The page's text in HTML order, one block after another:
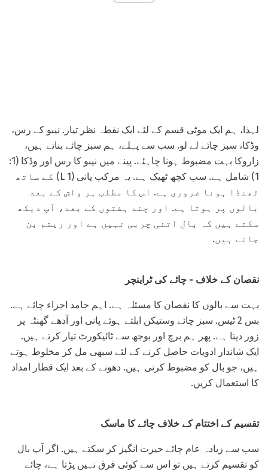
لہذا، ہم ایک موٹی قسم کے لئے ایک نقطہ نظر تیار. نیبو کے رس،
وڈکا، سبز چائے لے لو. سب سے پہلے، ہم سبز چائے بناتے ہیں،
زاروکا بہت مضبوط ہونا چاہئے. پینے میں نیبو کا رس اور وڈکا (1:
1) شامل ہے. سب کچھ ٹھیک ہے. یہ مرکب پانی (1 L) کے ساتھ
ٹھنڈا ہونا ضروری ہے. اس کا مطلب ہر واش کے بعد
بالوں پر ہوتا ہے. اور چند ہفتوں کے بعد، آپ دیکھ
سکتے ہیں کہ بال اتنی چربی نہیں ہے اور ریشم بن
جاتے ہیں.
نقصان کے خلاف - چائے کی ٹراینچر
بہت سے بالوں کا نقصان کا مسئلہ ہے. اہم جامد اجزاء چائے ہے.
بس 2 ٹیس. سبز چائے وستیکن ابلتے ہوئے پانی اور آدھے گھنٹہ پر
زور دیتا ہے. پھر ہم برچ اور بوجھ سے ٹائیکورٹ تیار کرتے ہیں.
ایک شاندار ادویات حاصل کرنے کے لئے سبھی مل کر مخلوط ہوتے
ہیں، جو بال کو مضبوط کرتی ہیں. دھونے کے بعد ایک قطار امداد
کا استعمال کریں.
تقسیم کے اختتام کے خلاف چائے کا ماسک
سب سے زیادہ عام چائے حیرت انگیز کر سکتے ہیں. اگر آپ بال
کو تقسیم کرتے ہیں تو اس سے کوئی فرق نہیں پڑتا ہے، چائے